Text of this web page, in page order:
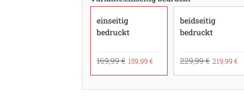
einseitig
bedruckt
169,99 € 159,99 €
beidseitig
bedruckt
229,99 € 219,99 €